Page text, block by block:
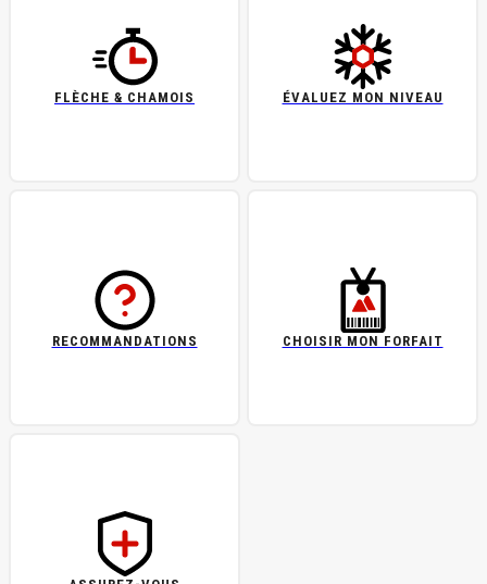
FLÈCHE & CHAMOIS ÉVALUEZ MON NIVEAU
RECOMMANDATIONS CHOISIR MON FORFAIT